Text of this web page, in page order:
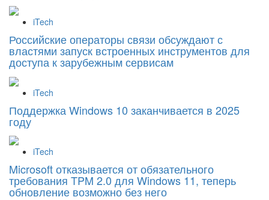
iTech
Российские операторы связи обсуждают с
властями запуск встроенных инструментов для
доступа к зарубежным сервисам
iTech
Поддержка Windows 10 заканчивается в 2025
году
iTech
Microsoft отказывается от обязательного
требования TPM 2.0 для Windows 11, теперь
обновление возможно без него